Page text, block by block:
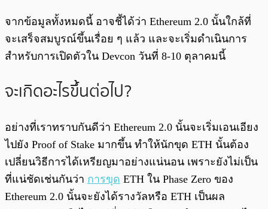
จากข้อมูลทั้งหมดนี้ อาจชี้ได้ว่า Ethereum 2.0 นั้นใกล้ที่
จะเสร็จสมบูรณ์ขึ้นเรื่อย ๆ แล้ว และจะเริ่มดำเนินการ
สำหรับการเปิดตัวใน Devcon วันที่ 8-10 ตุลาคมนี้
จะเกิดอะไรขึ้นต่อไป?
อย่างที่เราทราบกันดีว่า Ethereum 2.0 นั้นจะเริ่มเอนเอียง
ไปยัง Proof of Stake มากขึ้น ทำให้นักขุด ETH นั้นต้อง
เปลี่ยนวิธีการได้เหรียญมาอย่างแน่นอน เพราะยังไม่เป็น
ที่แน่ชัดเช่นกันว่า การขุด ETH ใน Phase Zero ของ
Ethereum 2.0 นั้นจะยังได้รางวัลหรือ ETH เป็นผล